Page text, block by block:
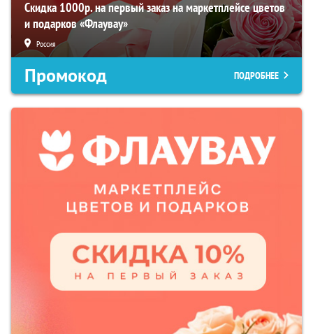
Скидка 1000р. на первый заказ на маркетплейсе цветов
и подарков «Флаувау»
Россия
Промокод ПОДРОБНЕЕ